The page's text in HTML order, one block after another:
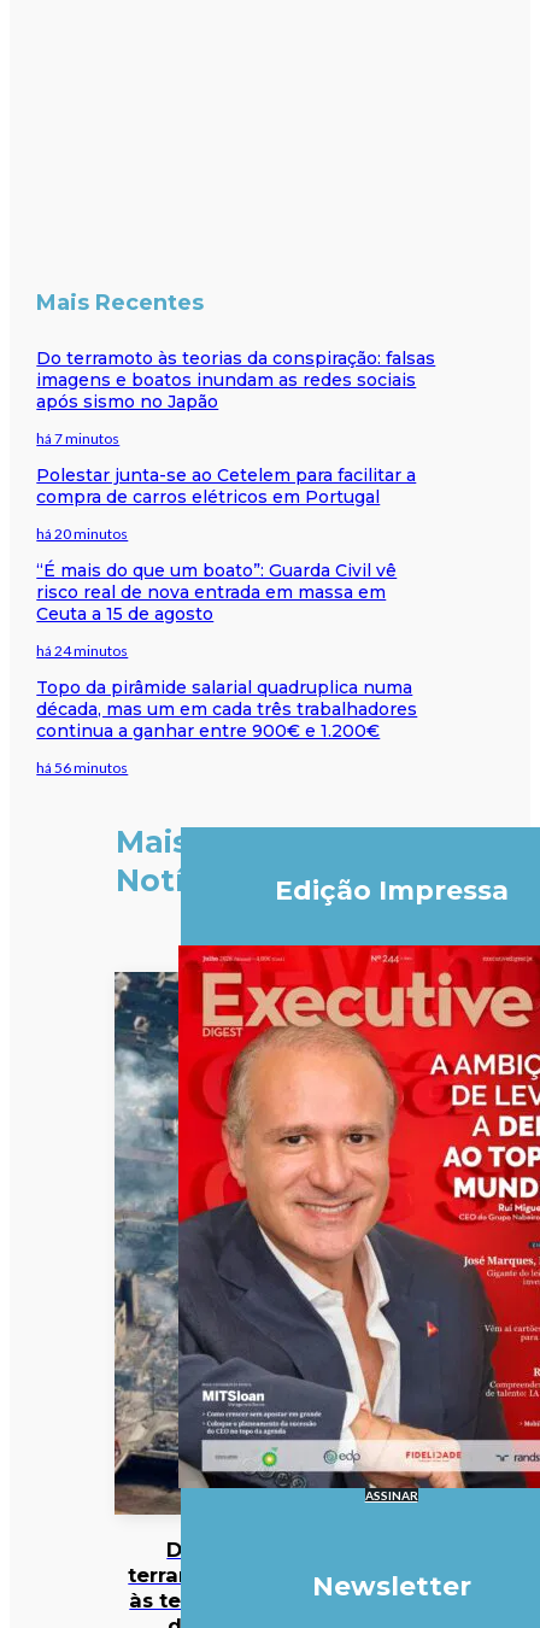
Mais Recentes
Do terramoto às teorias da conspiração: falsas
imagens e boatos inundam as redes sociais
após sismo no Japão
há 7 minutos
Polestar junta-se ao Cetelem para facilitar a
compra de carros elétricos em Portugal
há 20 minutos
“É mais do que um boato”: Guarda Civil vê
risco real de nova entrada em massa em
Ceuta a 15 de agosto
há 24 minutos
Topo da pirâmide salarial quadruplica numa
década, mas um em cada três trabalhadores
continua a ganhar entre 900€ e 1.200€
há 56 minutos
Mais
Notícias
Do
terramoto
às teorias
Edição Impressa
ASSINAR
Newsletter